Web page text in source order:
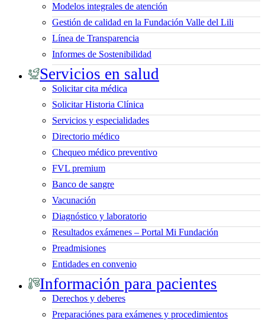
Modelos integrales de atención
Gestión de calidad en la Fundación Valle del Lili
Línea de Transparencia
Informes de Sostenibilidad
Servicios en salud
Solicitar cita médica
Solicitar Historia Clínica
Servicios y especialidades
Directorio médico
Chequeo médico preventivo
FVL premium
Banco de sangre
Vacunación
Diagnóstico y laboratorio
Resultados exámenes – Portal Mi Fundación
Preadmisiones
Entidades en convenio
Información para pacientes
Derechos y deberes
Preparaciónes para exámenes y procedimientos